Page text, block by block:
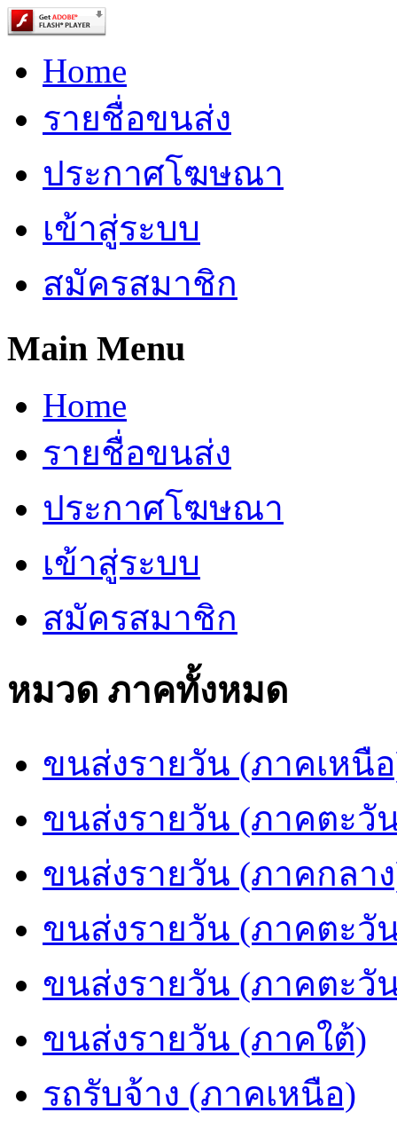
Home
รายชื่อขนส่ง
ประกาศโฆษณา
เข้าสู่ระบบ
สมัครสมาชิก
Main Menu
Home
รายชื่อขนส่ง
ประกาศโฆษณา
เข้าสู่ระบบ
สมัครสมาชิก
หมวด ภาคทั้งหมด
ขนส่งรายวัน (ภาคเหนื
ขนส่งรายวัน (ภาคตะวั
ขนส่งรายวัน (ภาคกลา
ขนส่งรายวัน (ภาคตะวั
ขนส่งรายวัน (ภาคตะวั
ขนส่งรายวัน (ภาคใต้)
รถรับจ้าง (ภาคเหนือ)